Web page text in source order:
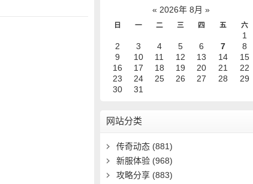
« 2026年 8月 »
日 一 二 三 四 五 六
1
2
3 4 5 6 7
8
9
10 11 12 13 14
15
16
17 18 19 20 21
22
23
24 25 26 27 28
29
30
31
网站分类
传奇动态 (881)
新服体验 (968)
攻略分享 (883)